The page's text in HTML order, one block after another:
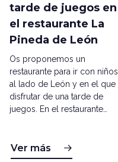
tarde de juegos en
el restaurante La
Pineda de León
Os proponemos un
restaurante para ir con niños
al lado de León y en el que
disfrutar de una tarde de
juegos. En el restaurante…
Ver más